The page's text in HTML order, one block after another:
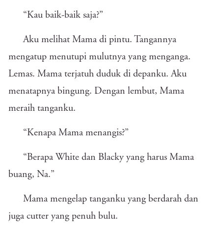
“Kau baik-baik saja?”
Aku melihat Mama di pintu. Tangannya
mengatup menutupi mulutnya yang menganga.
Lemas. Mama terjatuh duduk di depanku. Aku
menatapnya bingung. Dengan lembut, Mama
meraih tanganku.
“Kenapa Mama menangis?”
“Berapa White dan Blacky yang harus Mama
buang, Na.”
Mama mengelap tanganku yang berdarah dan
juga cutter yang penuh bulu.